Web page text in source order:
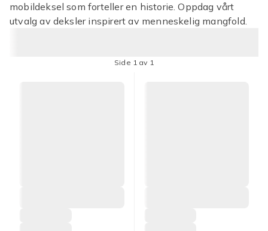
mobildeksel som forteller en historie. Oppdag vårt
utvalg av deksler inspirert av menneskelig mangfold.
Side 1 av 1